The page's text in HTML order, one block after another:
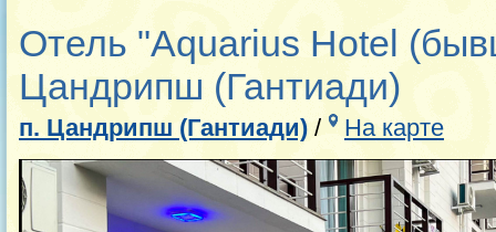
Отель "Aquarius Hotel
Цандрипш (Гантиади)
п. Цандрипш (Гантиади) / На карте